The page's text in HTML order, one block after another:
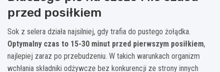
przed posiłkiem
Sok z selera działa najsilniej, gdy trafia do pustego żołądka.
Optymalny czas to 15-30 minut przed pierwszym posiłkiem,
najlepiej zaraz po przebudzeniu. W takich warunkach organizm
wchłania składniki odżywcze bez konkurencji ze strony innych